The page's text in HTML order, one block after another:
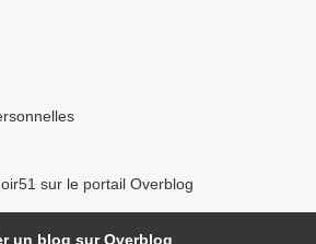
sur le portail Overblog
un blog sur Overblog